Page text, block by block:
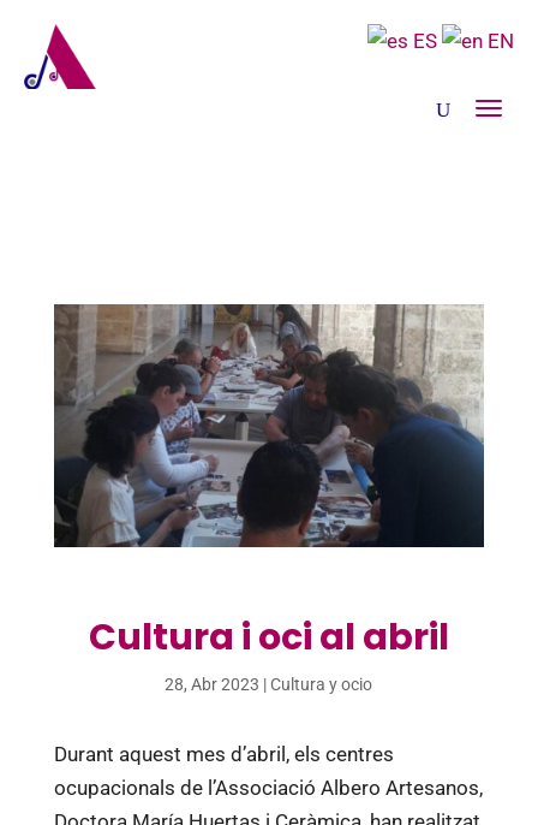
ES EN
Cultura i oci al abril
28, Abr 2023 |Cultura y ocio
Durant aquest mes d’abril, els centres
ocupacionals de l’Associació Albero Artesanos,